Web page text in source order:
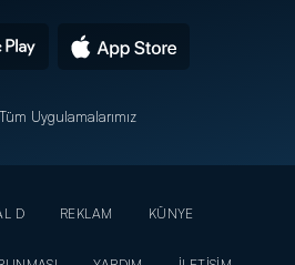
Tüm Uygulamalarımız
D REKLAM
KÜNYE